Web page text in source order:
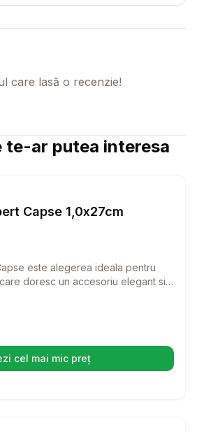
care lasă o recenzie!
te-ar putea interesa
Capse 1,0x27cm
este alegerea ideala pentru
doresc un accesoriu elegant si
un stil deosebit pentru patrupedul
cel mai mic preț
(se deschide într-o filă nouă)